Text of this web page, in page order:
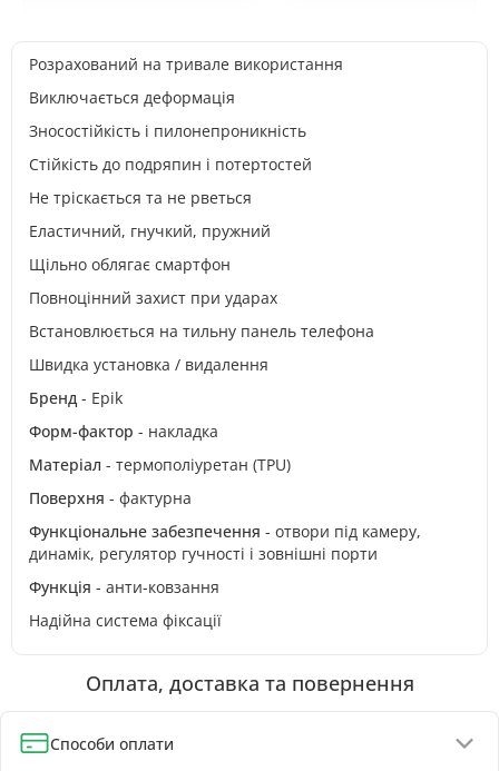
Розрахований на тривале використання
Виключається деформацiя
Зносостійкість і пилонепроникність
Стійкість до подряпин і потертостей
Не тріскається та не рветься
Еластичний, гнучкий, пружний
Щільно облягає смартфон
Повноцінний захист при ударах
Встановлюється на тильну панель телефона
Швидка установка / видалення
Бренд - Epik
Форм-фактор - накладка
Матеріал - термополіуретан (TPU)
Поверхня - фактурна
Функціональне забезпечення - отвори під камеру,
динамік, регулятор гучності і зовнішні порти
Функція - анти-ковзання
Надійна система фіксації
Оплата, доставка та повернення
Способи оплати